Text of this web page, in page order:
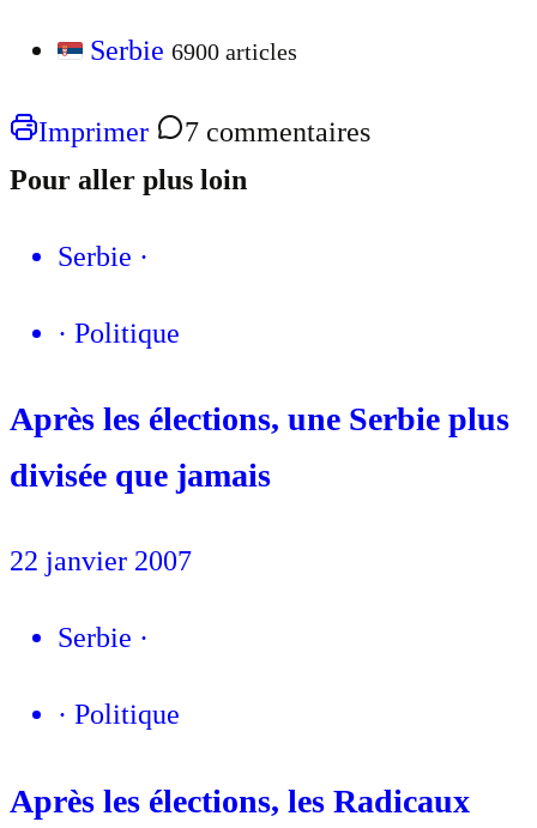
Serbie 6900 articles
Imprimer
7 commentaires
Pour aller plus loin
Serbie ·
· Politique
Après les élections, une Serbie plus
divisée que jamais
22 janvier 2007
Serbie ·
· Politique
Après les élections, les Radicaux